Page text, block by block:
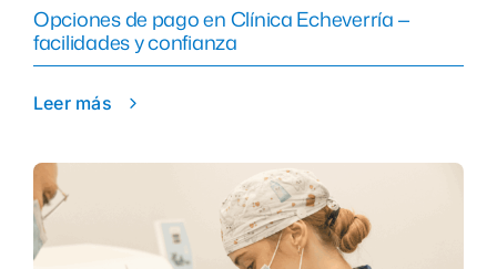
Opciones de pago en Clínica Echeverría —
facilidades y confianza
Leer más